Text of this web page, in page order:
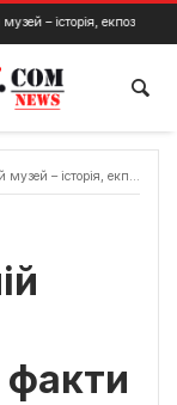
цікаві факти
екпозиції, цікаві факти
факти